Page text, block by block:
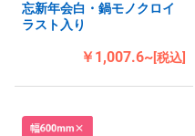
忘新年会白・鍋モノクロイ
ラスト入り
￥1,007.6~[税込]